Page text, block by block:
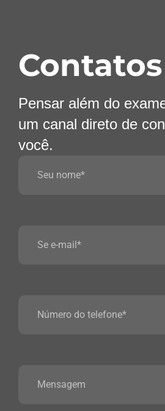
Contatos
Pensar além do
um canal direto de
você.